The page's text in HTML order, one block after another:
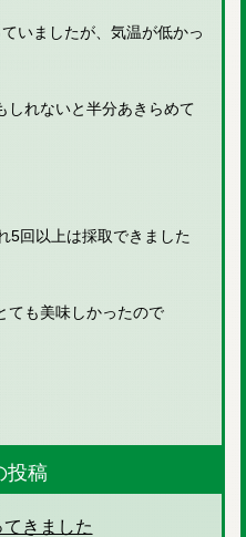
いましたが、気温が低かっ
しれないと半分あきらめて
5回以上は採取できました
ても美味しかったので
投稿
きました